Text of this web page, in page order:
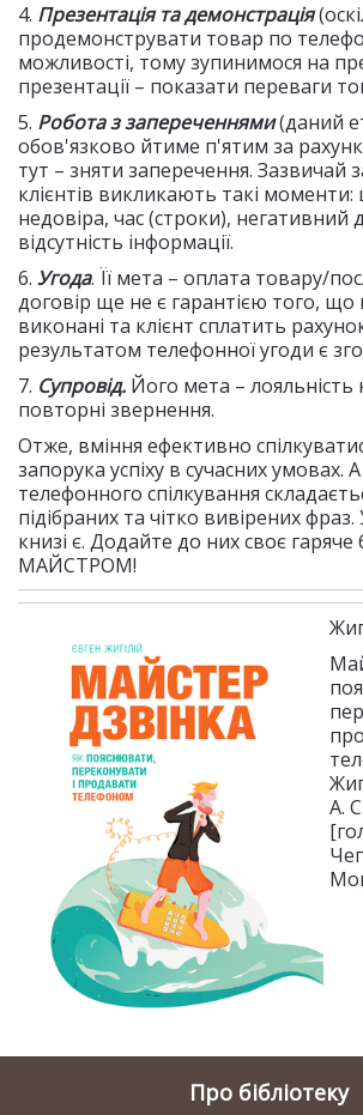
4. Презентація та демонстрація
продемонструвати товар по
можливості, тому зупинимося на
презентації – показати переваги
5. Робота з запереченнями(даний
обов'язково йтиме п'ятим за
тут – зняти заперечення. Зазвичай
клієнтів викликають такі моменти:
недовіра, час (строки), негативний
відсутність інформації.
6. Угода. Її мета – оплата товару/
договір ще не є гарантією того, що
виконані та клієнт сплатить
результатом телефонної угоди є
7. Супровід. Його мета – лояльність
повторні звернення.
Отже, вміння ефективно
запорука успіху в сучасних умовах.
телефонного спілкування
підібраних та чітко вивірених фраз.
книзі є. Додайте до них своє
МАЙСТРОМ!
А.
Про бібліотеку